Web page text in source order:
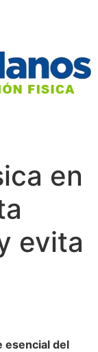
en
evita
esencial del